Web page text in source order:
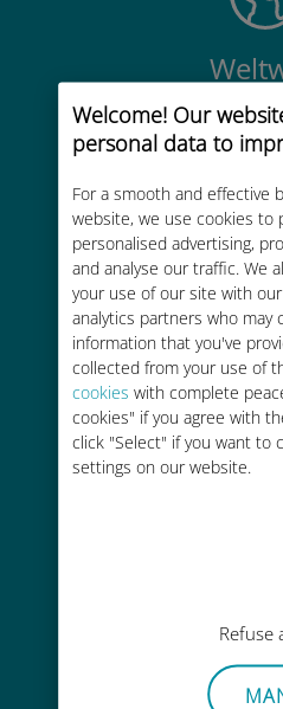
Welcome! Our
personal data to
For a smooth and effective
website, we use cookies to
personalised advertising,
and analyse our traffic. We
your use of our site with
analytics partners who
information that you've
collected from your use of
cookies with complete
cookies" if you agree with
click "Select" if you want to
settings on our website.
Refuse
Weltweite
Bis zu 90 %
Gebühren bei
Überall über die
ohne WLAN oder